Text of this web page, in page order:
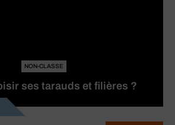
NON-CLASSE
ses tarauds et filières ?